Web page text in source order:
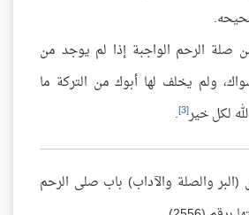
صلة الرحم الواجبة إذا لم يوجد من
ولم يخلف لها أبوك من التركة ما
لكل خير[3]
.
والصلة والآداب) باب صلى الرحم